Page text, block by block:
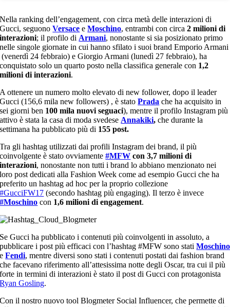
Nella ranking dell’engagement, con circa metà delle interazioni di
Gucci, seguonoVersace eMoschino, entrambi con circa2 milioni di
interazioni; il profilo di Armani, nonostante si sia posizionato primo
nelle singole giornate in cui hanno sfilato i suoi brand Emporio Armani
(venerdì 24 febbraio) e Giorgio Armani (lunedì 27 febbraio), ha
conquistato solo un quarto posto nella classifica generale con 1,2
milioni di interazioni.
A ottenere un numero molto elevato di new follower, dopo il leader
Gucci (156,6 mila new followers) , è statoPrada che ha acquisito in
sei giorni ben 100 mila nuovi seguaci), mentre il profilo Instagram più
attivo è stata la casa di moda svedese Annakiki,che durante la
settimana ha pubblicato più di 155 post.
Tra gli hashtag utilizzati dai profili Instagram dei brand, il più
coinvolgente è stato ovviamente#MFW con 3,7 milioni di
interazioni, nonostante non tutti i brand lo abbiano menzionato nei
loro post dedicati alla Fashion Week come ad esempio Gucci che ha
preferito un hashtag ad hoc per la proprio collezione
#GucciFW17 (secondo hashtag più engaging). Il terzo è invece
#Moschino con 1,6 milioni di engagement.
Se Gucci ha pubblicato i contenuti più coinvolgenti in assoluto, a
pubblicare i post più efficaci con l’hashtag #MFW sono statiMoschino
eFendi, mentre diversi sono stati i contenuti postati dai fashion brand
che facevano riferimento all’attesissima notte degli Oscar, tra cui il più
forte in termini di interazioni è stato il post di Gucci con protagonista
Ryan Gosling.
Con il nostro nuovo tool Blogmeter Social Influencer, che permette di